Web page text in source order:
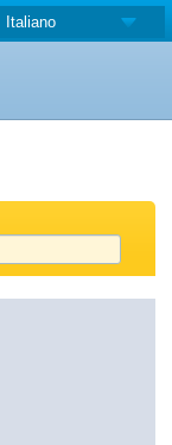
Italiano